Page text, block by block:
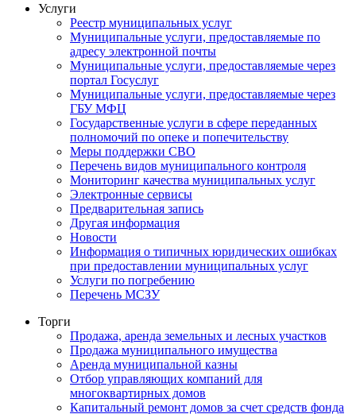
Услуги
Реестр муниципальных услуг
Муниципальные услуги, предоставляемые по
адресу электронной почты
Муниципальные услуги, предоставляемые через
портал Госуслуг
Муниципальные услуги, предоставляемые через
ГБУ МФЦ
Государственные услуги в сфере переданных
полномочий по опеке и попечительству
Меры поддержки СВО
Перечень видов муниципального контроля
Мониторинг качества муниципальных услуг
Электронные сервисы
Предварительная запись
Другая информация
Новости
Информация о типичных юридических ошибках
при предоставлении муниципальных услуг
Услуги по погребению
Перечень МСЗУ
Торги
Продажа, аренда земельных и лесных участков
Продажа муниципального имущества
Аренда муниципальной казны
Отбор управляющих компаний для
многоквартирных домов
Капитальный ремонт домов за счет средств фонда